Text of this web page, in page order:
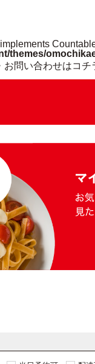
themes/
お問い合わせはコチ